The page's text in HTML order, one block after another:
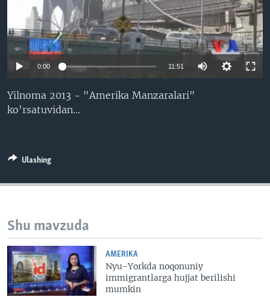
TWITTER
SOUNDCLOUD
VOA
0:00 11:51
Yilnoma 2013 - "Amerika Manzaralari"
ko'rsatuvidan...
Ulashing
Shu mavzuda
AMERIKA
Nyu-Yorkda noqonuniy
immigrantlarga hujjat berilishi
mumkin